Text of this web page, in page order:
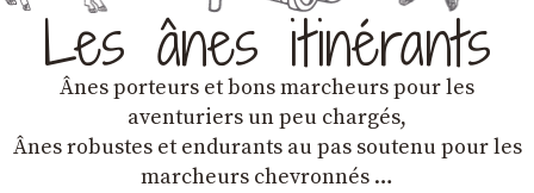
Les ânes itinérants
Ânes porteurs et bons marcheurs pour les
aventuriers un peu chargés,
Ânes robustes et endurants au pas soutenu pour les
marcheurs chevronnés …